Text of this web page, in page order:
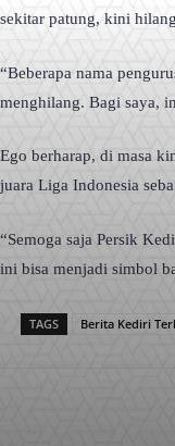
sekitar patung, kini
“Beberapa nama
menghilang. Bagi saya,
Ego berharap, di masa
juara Liga Indonesia
“Semoga saja Persik
ini bisa menjadi simbol
TAGS Berita Kediri